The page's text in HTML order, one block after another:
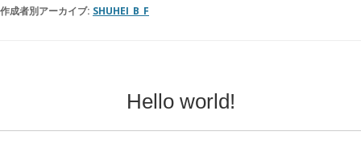
作成者別アーカイブ: SHUHEI_B_F
Hello world!